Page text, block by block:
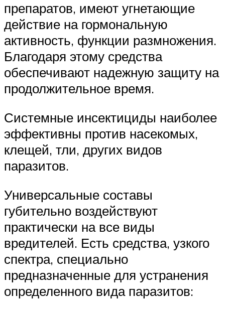
препаратов, имеют угнетающие
действие на гормональную
активность, функции размножения.
Благодаря этому средства
обеспечивают надежную защиту на
продолжительное время.
Системные инсектициды наиболее
эффективны против насекомых,
клещей, тли, других видов
паразитов.
Универсальные составы
губительно воздействуют
практически на все виды
вредителей. Есть средства, узкого
спектра, специально
предназначенные для устранения
определенного вида паразитов: